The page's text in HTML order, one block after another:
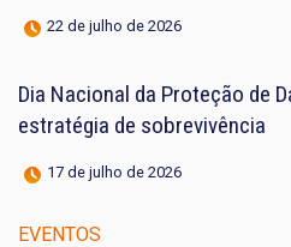
22 de julho de 2026
Dia Nacional da Proteção de
estratégia de sobrevivência
17 de julho de 2026
EVENTOS